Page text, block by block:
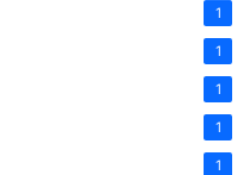
1
1
1
1
1